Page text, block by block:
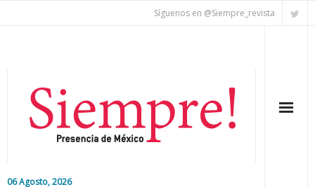
Síguenos en @Siempre_revista
06 Agosto, 2026